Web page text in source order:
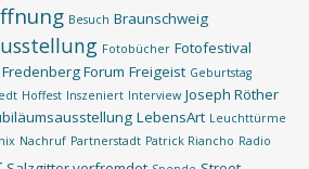
Besuch Braunschweig
Fotobücher Fotofestival
Fredenberg Forum Freigeist Geburtstag
Hoffest Inszeniert Interview Joseph Röther
LebensArt Leuchttürme
Nachruf Partnerstadt Patrick Riancho Radio